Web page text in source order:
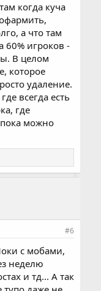
когда куча
а что там
60% игроков -
В целом
которое
удаление.
всегда есть
где
пока можно
#6
с мобами,
неделю
и тд... А так